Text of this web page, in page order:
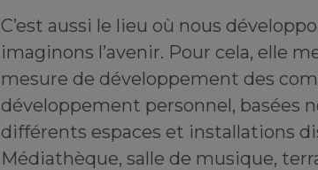
C’est aussi le lieu où nous
imaginons l’avenir. Pour cela, elle
mesure de développement des
développement personnel, basées
différents espaces et installations
Médiathèque, salle de musique,